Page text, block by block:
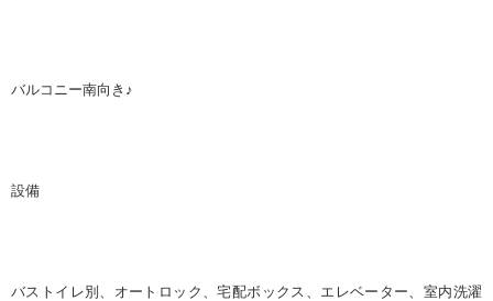
バルコニー南向き♪
設備
バストイレ別、オートロック、宅配ボックス、エレベーター、室内洗濯